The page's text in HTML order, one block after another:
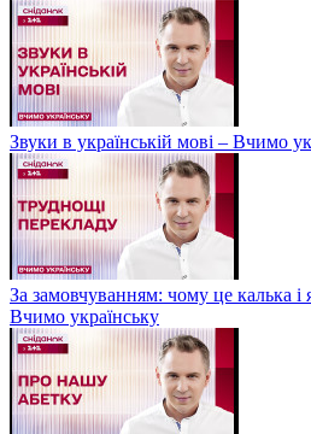
Звуки в українській мові – Вчимо
За замовчуванням: чому це калька і
Вчимо українську